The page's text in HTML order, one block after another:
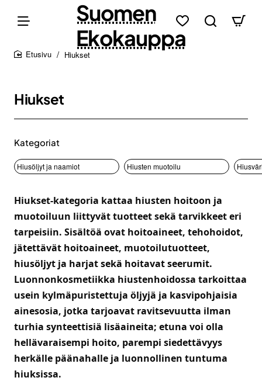
Suomen
Ekokauppa
Hiukset
Hiukset
Kategoriat
Hiusöljyt ja naamiot Hiusten muotoilu
Hiukset-kategoria kattaa hiusten hoitoon ja
muotoiluun liittyvät tuotteet sekä tarvikkeet eri
tarpeisiin. Sisältöä ovat hoitoaineet, tehohoidot,
jätettävät hoitoaineet, muotoilutuotteet,
hiusöljyt ja harjat sekä hoitavat seerumit.
Luonnonkosmetiikka hiustenhoidossa tarkoittaa
usein kylmäpuristettuja öljyjä ja kasvipohjaisia
ainesosia, jotka tarjoavat ravitsevuutta ilman
turhia synteettisiä lisäaineita; etuna voi olla
hellävaraisempi hoito, parempi siedettävyys
herkälle päänahalle ja luonnollinen tuntuma
hiuksissa.